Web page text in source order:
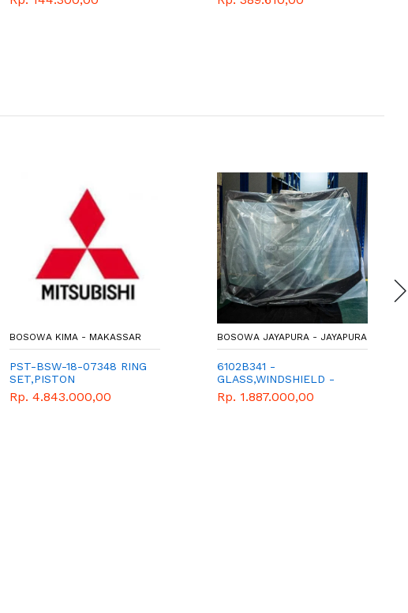
BOSOWA KIMA - MAKASSAR
PST-BSW-18-07348 RING
SET,PISTON
Rp. 4.843.000,00
BOSOWA JAYAPURA - JAYAPURA
6102B341 -
GLASS,WINDSHIELD -
GENUINE SPAREPART
MITSUBISHI
Rp. 1.887.000,00